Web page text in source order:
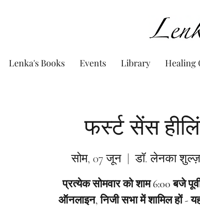
Lenka's Books Events Library Healing
फर्स्ट सेंस
सोम, 07 जून
  |
डॉ. लेनका
प्रत्येक सोमवार को शाम 6:00 बजे
ऑनलाइन, निजी सभा में शामिल हों -